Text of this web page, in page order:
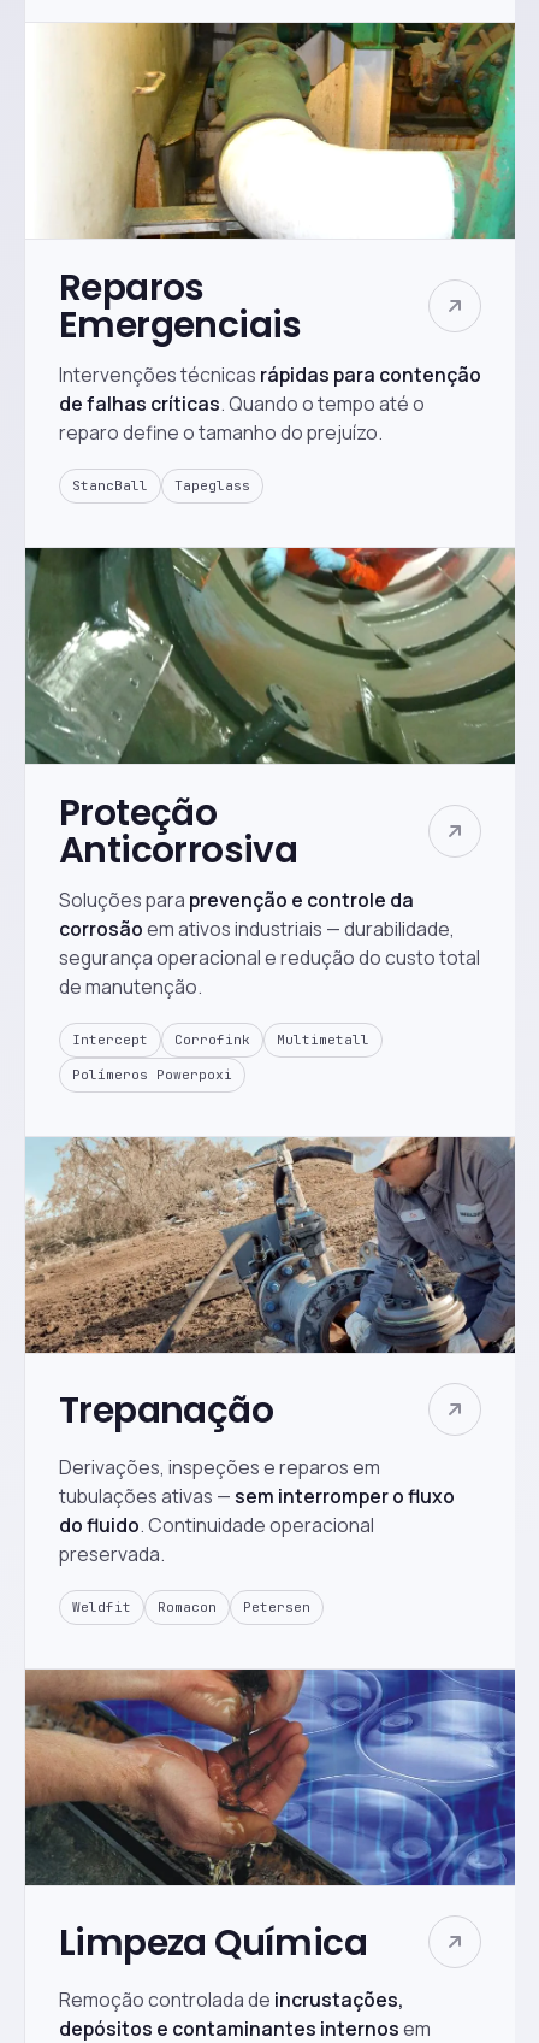
Reparos
Emergenciais
Intervenções técnicas rápidas para contenção
de falhas críticas. Quando o tempo até o
reparo define o tamanho do prejuízo.
StancBall Tapeglass
Proteção
Anticorrosiva
Soluções para prevenção e controle da
corrosãoem ativos industriais — durabilidade,
segurança operacional e redução do custo total
de manutenção.
Intercept Corrofink Multimetall
Polímeros Powerpoxi
Trepanação
Derivações, inspeções e reparos em
tubulações ativas —sem interromper o fluxo
do fluido. Continuidade operacional
preservada.
Weldfit Romacon Petersen
Limpeza Química
Remoção controlada de incrustações,
depósitos e contaminantes internosem